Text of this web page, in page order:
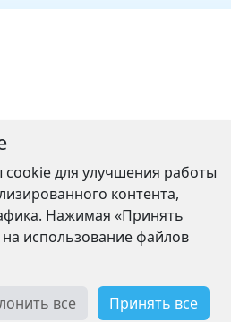
для улучшения работы
контента,
Нажимая «Принять
использование файлов
все Принять все